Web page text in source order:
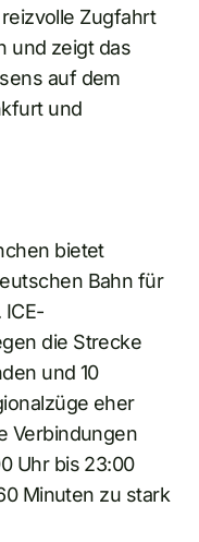
Zugfahrt
und zeigt das
auf dem
und
bietet
Bahn für
die Strecke
und 10
eher
Verbindungen
Uhr bis 23:00
Minuten zu stark